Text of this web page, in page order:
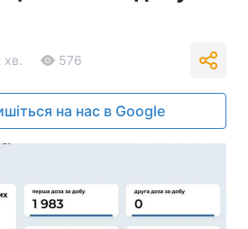
хв. 576
на нас в Google